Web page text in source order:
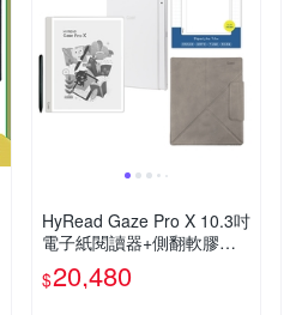
HyRead Gaze Pro X 10.3吋
電子紙閱讀器+側翻軟膠殼
(雅灰色)+手寫類紙膜【側翻
磁吸皮套+保護膜組】
$20,480